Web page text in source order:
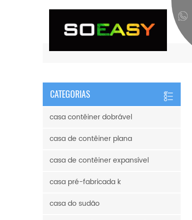
CATEGORIAS
casa contêiner dobrável
casa de contêiner plana
casa de contêiner expansível
casa pré-fabricada k
casa do sudão